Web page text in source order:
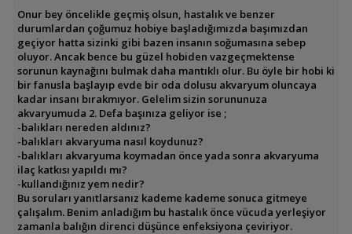
Onur bey öncelikle geçmiş olsun, hastalık ve benzer
durumlardan çoğumuz hobiye başladığımızda başımızdan
geçiyor hatta sizinki gibi bazen insanın soğumasına sebep
oluyor. Ancak bence bu güzel hobiden vazgeçmektense
sorunun kaynağını bulmak daha mantıklı olur. Bu öyle bir hobi ki
bir fanusla başlayıp evde bir oda dolusu akvaryum oluncaya
kadar insanı bırakmıyor. Gelelim sizin sorununuza
akvaryumuda 2. Defa başınıza geliyor ise ;
-balıkları nereden aldınız?
-balıkları akvaryuma nasıl koydunuz?
-balıkları akvaryuma koymadan önce yada sonra akvaryuma
ilaç katkısı yapıldı mı?
-kullandığınız yem nedir?
Bu soruları yanıtlarsanız kademe kademe sonuca gitmeye
çalışalım. Benim anladığım bu hastalık önce vücuda yerleşiyor
zamanla balığın direnci düşünce enfeksiyona çeviriyor.